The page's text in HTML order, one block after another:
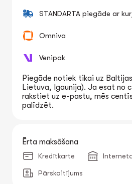
STANDARTA piegāde ar
Omniva
Venipak
Piegāde notiek tikai uz
Lietuva, Igaunija). Ja esat no
rakstiet uz e-pastu, mēs
palīdzēt.
Ērta maksāšana
Kredītkarte
Pārskaitījums